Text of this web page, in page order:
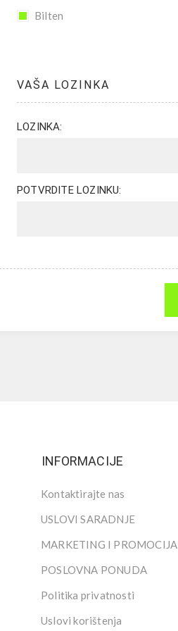
Bilten
VAŠA LOZINKA
LOZINKA:
POTVRDITE LOZINKU:
INFORMACIJE
Kontaktirajte nas
USLOVI SARADNJE
MARKETING I PROMOCIJA
POSLOVNA PONUDA
Politika privatnosti
Uslovi korištenja